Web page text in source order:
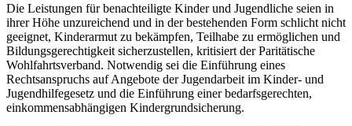
Die Leistungen für benachteiligte Kinder und Jugendliche seien in
ihrer Höhe unzureichend und in der bestehenden Form schlicht nicht
geeignet, Kinderarmut zu bekämpfen, Teilhabe zu ermöglichen und
Bildungsgerechtigkeit sicherzustellen, kritisiert der Paritätische
Wohlfahrtsverband. Notwendig sei die Einführung eines
Rechtsanspruchs auf Angebote der Jugendarbeit im Kinder- und
Jugendhilfegesetz und die Einführung einer bedarfsgerechten,
einkommensabhängigen Kindergrundsicherung.